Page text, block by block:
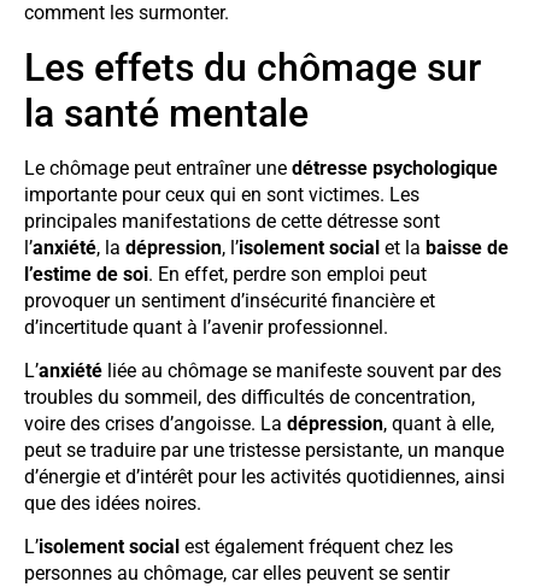
comment les surmonter.
Les effets du chômage sur
la santé mentale
Le chômage peut entraîner une détresse psychologique
importante pour ceux qui en sont victimes. Les
principales manifestations de cette détresse sont
l’anxiété, la dépression, l’isolement social et la baisse de
l’estime de soi. En effet, perdre son emploi peut
provoquer un sentiment d’insécurité financière et
d’incertitude quant à l’avenir professionnel.
L’anxiété liée au chômage se manifeste souvent par des
troubles du sommeil, des difficultés de concentration,
voire des crises d’angoisse. La dépression, quant à elle,
peut se traduire par une tristesse persistante, un manque
d’énergie et d’intérêt pour les activités quotidiennes, ainsi
que des idées noires.
L’isolement social est également fréquent chez les
personnes au chômage, car elles peuvent se sentir